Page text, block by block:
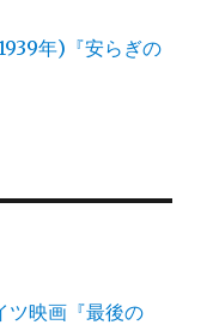
年)『安らぎの
ツ映画『最後の